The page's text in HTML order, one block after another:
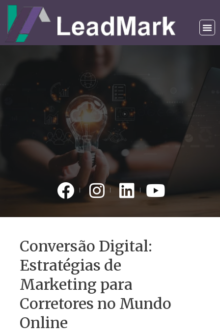
Conversão Digital:
Estratégias de
Marketing para
Corretores no Mundo
Online